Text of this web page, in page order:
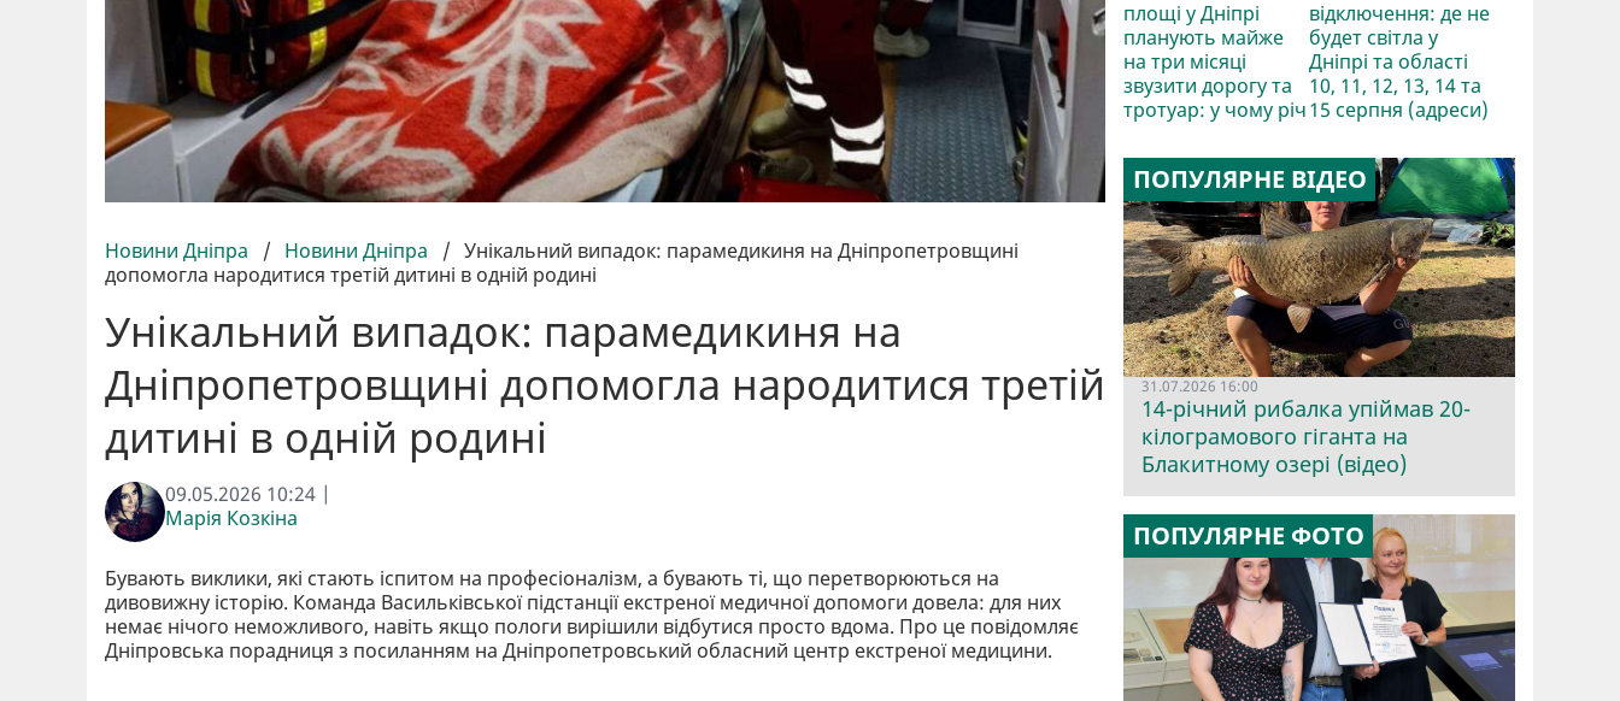
Новини Дніпра / Новини Дніпра / Унікальний випадок: парамедикиня на Дніпропетровщині
допомогла народитися третій дитині в одній родині
Унікальний випадок: парамедикиня на
Дніпропетровщині допомогла народитися третій
дитині в одній родині
09.05.2026 10:24 |
Марія Козкіна
Бувають виклики, які стають іспитом на професіоналізм, а бувають ті, що перетворюються на
дивовижну історію. Команда Васильківської підстанції екстреної медичної допомоги довела: для них
немає нічого неможливого, навіть якщо пологи вирішили відбутися просто вдома. Про це повідомляє
Дніпровська порадниця з посиланням на Дніпропетровський обласний центр екстреної медицини.
площі у Дніпрі
планують майже
на три місяці
звузити дорогу та
тротуар: у чому річ
відключення: де не
будет світла у
Дніпрі та області
10, 11, 12, 13, 14 та
15 серпня (адреси)
ПОПУЛЯРНЕ ВІДЕО
31.07.2026 16:00
14-річний рибалка упіймав 20-
кілограмового гіганта на
Блакитному озері (відео)
ПОПУЛЯРНЕ ФОТО